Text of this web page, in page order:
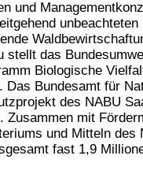
und
unbeachteten
stellt das
Biologische
Das Bundesamt für
des NABU
Zusammen mit
und Mitteln des
fast 1,9